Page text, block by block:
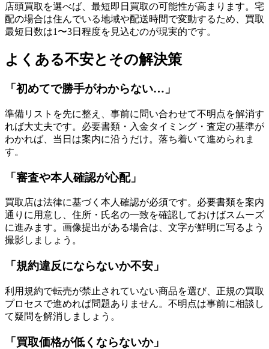
店頭買取を選べば、最短即日買取の可能性が高まります。宅
配の場合は住んでいる地域や配送時間で変動するため、買取
最短日数は1〜3日程度を見込むのが現実的です。
よくある不安とその解決策
「初めてで勝手がわからない…」
準備リストを先に整え、事前に問い合わせて不明点を解消す
れば大丈夫です。必要書類・入金タイミング・査定の基準が
わかれば、当日は案内に沿うだけ。落ち着いて進められま
す。
「審査や本人確認が心配」
買取店は法律に基づく本人確認が必須です。必要書類を案内
通りに用意し、住所・氏名の一致を確認しておけばスムーズ
に進みます。画像提出がある場合は、文字が鮮明に写るよう
撮影しましょう。
「規約違反にならないか不安」
利用規約で転売が禁止されていない商品を選び、正規の買取
プロセスで進めれば問題ありません。不明点は事前に相談し
て疑問を解消しましょう。
「買取価格が低くならないか」